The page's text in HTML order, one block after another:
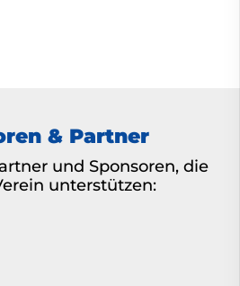
& Partner
und Sponsoren, die
unterstützen: